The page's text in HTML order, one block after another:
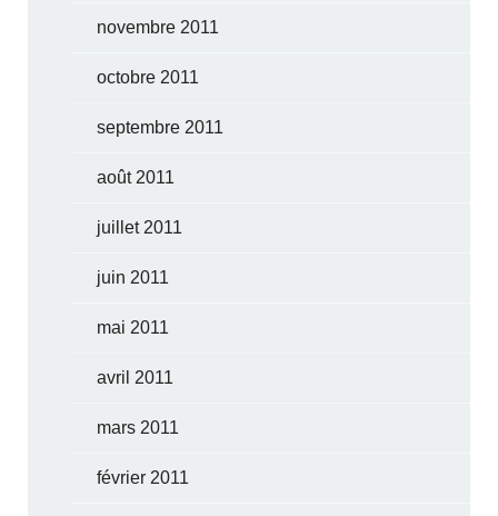
novembre 2011
octobre 2011
septembre 2011
août 2011
juillet 2011
juin 2011
mai 2011
avril 2011
mars 2011
février 2011